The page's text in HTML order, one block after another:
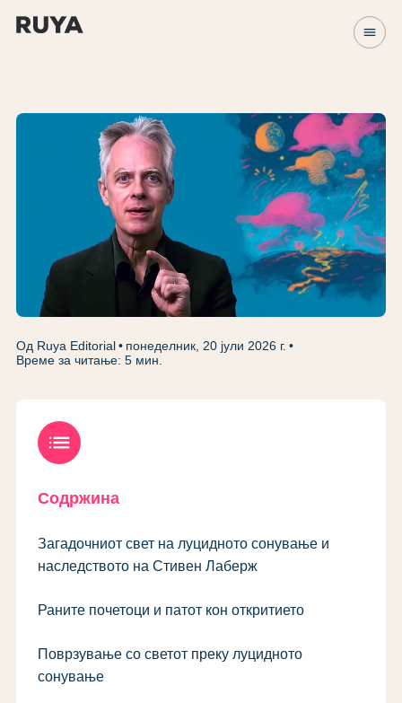
menu
Од Ruya Editorial
понеделник, 20 јули 2026 г.
Време за читање: 5 мин.
list
Содржина
Загадочниот свет на луцидното сонување и
наследството на Стивен Лаберж
Раните почетоци и патот кон откритието
Поврзување со светот преку луцидното
сонување